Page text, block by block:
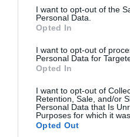
consent section.
I want to opt-out of the
Personal Data.
Opted In
I want to opt-out of
Personal Data for
Opted In
I want to opt-out of
Retention, Sale, and/or
Personal Data that Is
Purposes for which it
Opted Out
Ο Μ.Χεζόνια
Ατλαντικού: Η
οποία «έδωσε» τα
26.07.2026 | 20:39